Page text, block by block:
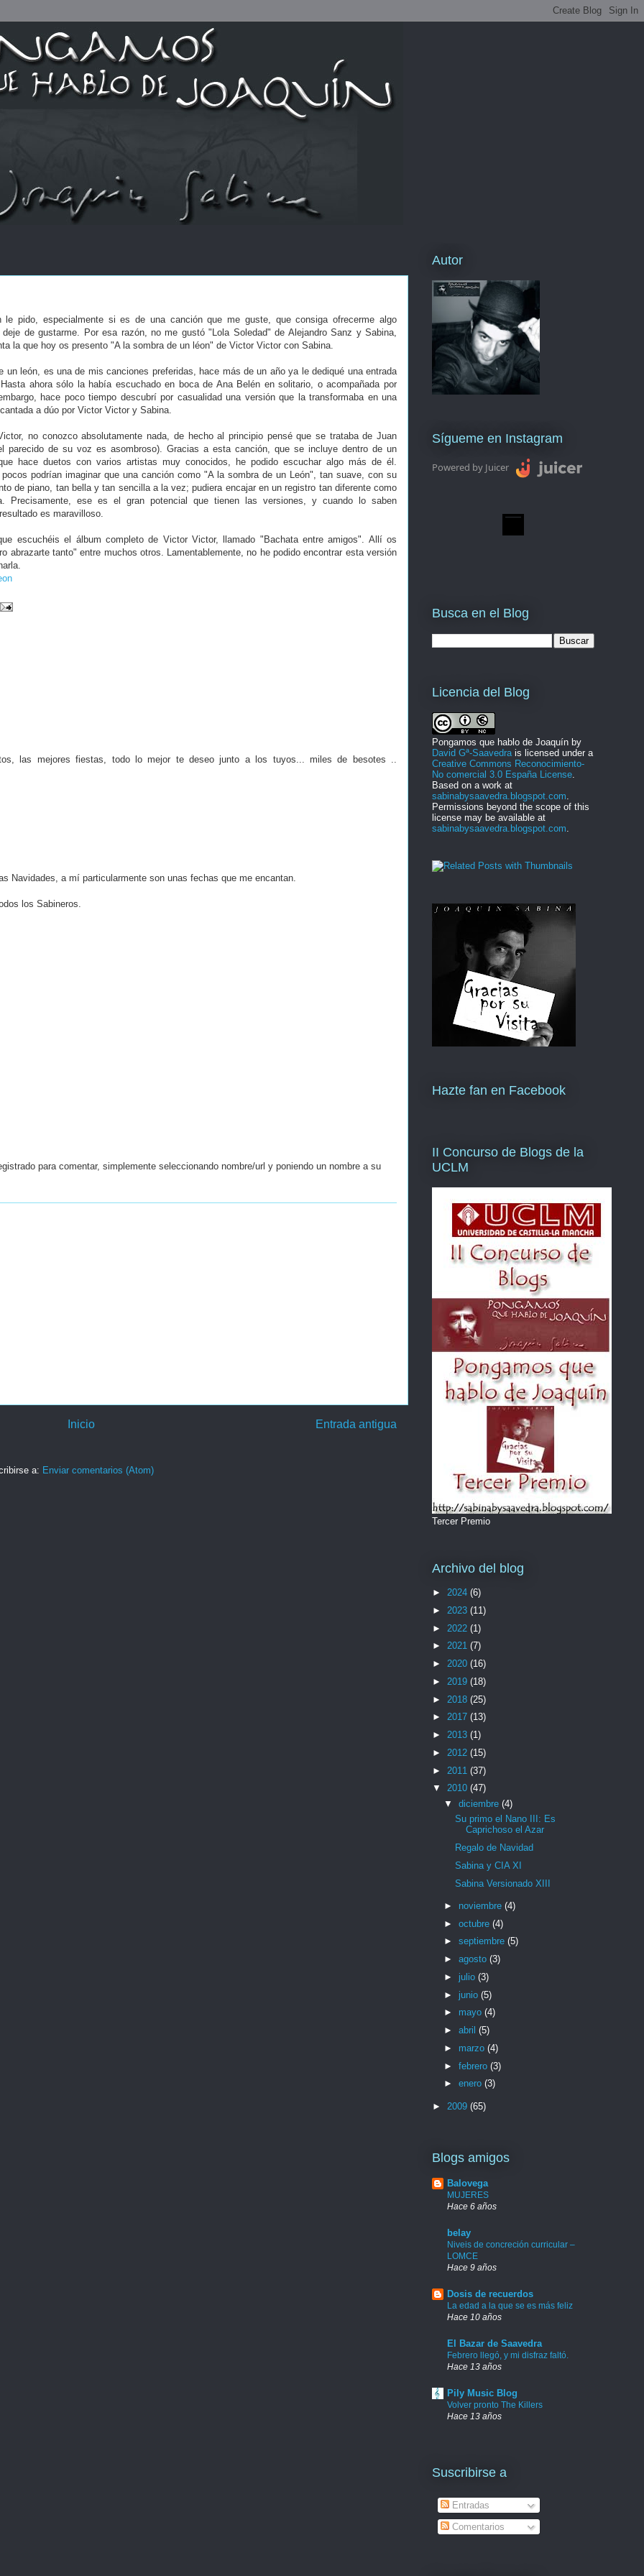
le pido, especialmente si es de una canción que me guste, que consiga ofrecerme algo
de gustarme. Por esa razón, no me gustó "Lola Soledad" de Alejandro Sanz y Sabina,
la que hoy os presento "A la sombra de un léon" de Victor Victor con Sabina.
un león, es una de mis canciones preferidas, hace más de un año ya le dediqué una entrada
ahora sólo la había escuchado en boca de Ana Belén en solitario, o acompañada por
hace poco tiempo descubrí por casualidad una versión que la transformaba en una
a dúo por Victor Victor y Sabina.
no conozco absolutamente nada, de hecho al principio pensé que se trataba de Juan
parecido de su voz es asombroso). Gracias a esta canción, que se incluye dentro de un
hace duetos con varios artistas muy conocidos, he podido escuchar algo más de él.
pocos podrían imaginar que una canción como "A la sombra de un León", tan suave, con su
de piano, tan bella y tan sencilla a la vez; pudiera encajar en un registro tan diferente como
Precisamente, ese es el gran potencial que tienen las versiones, y cuando lo saben
es maravilloso.
escuchéis el álbum completo de Victor Victor, llamado "Bachata entre amigos". Allí os
tanto" entre muchos otros. Lamentablemente, no he podido encontrar esta versión
las mejores fiestas, todo lo mejor te deseo junto a los tuyos... miles de besotes ..
Navidades, a mí particularmente son unas fechas que me encantan.
los Sabineros.
para comentar, simplemente seleccionando nombre/url y poniendo un nombre a su
Entrada antigua
Inicio
a: Enviar comentarios (Atom)
Autor
Sígueme en Instagram
Powered by Juicer
Busca en el Blog
Licencia del Blog
Pongamos que hablo de Joaquín by
David Gª-Saavedrais licensed under a
Creative Commons Reconocimiento-
No comercial 3.0 España License.
Based on a work at
sabinabysaavedra.blogspot.com.
Permissions beyond the scope of this
license may be available at
sabinabysaavedra.blogspot.com.
Hazte fan en Facebook
II Concurso de Blogs de la
UCLM
Tercer Premio
Archivo del blog
► 2024 (6)
► 2023 (11)
► 2022 (1)
► 2021 (7)
► 2020 (16)
► 2019 (18)
► 2018 (25)
► 2017 (13)
► 2013 (1)
► 2012 (15)
► 2011 (37)
▼ 2010 (47)
▼ diciembre (4)
Su primo el Nano III: Es
Caprichoso el Azar
Regalo de Navidad
Sabina y CIA XI
Sabina Versionado XIII
► noviembre (4)
► octubre (4)
► septiembre (5)
► agosto (3)
► julio (3)
► junio (5)
► mayo (4)
► abril (5)
► marzo (4)
► febrero (3)
► enero (3)
► 2009 (65)
Blogs amigos
Balovega
MUJERES
Hace 6 años
belay
Niveis de concreción curricular –
LOMCE
Hace 9 años
Dosis de recuerdos
La edad a la que se es más feliz
Hace 10 años
El Bazar de Saavedra
Febrero llegó, y mi disfraz faltó.
Hace 13 años
Pily Music Blog
Volver pronto The Killers
Hace 13 años
Suscribirse a
Entradas
Comentarios